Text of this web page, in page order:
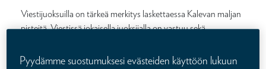
luu
Viestijuoksuilla on tärkeä merkitys laskettaessa Kalevan maljan
pisteitä. Viestissä jokaisella juoksijalla on vastuu sekä
seuraavalle viestinviejälle.
Pyydämme suostumuksesi evästeiden käyttöön lukuun